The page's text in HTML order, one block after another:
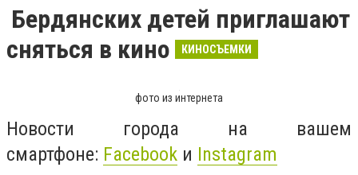
Бердянских детей приглашают
сняться в кино
КИНОСЪЕМКИ
фото из интернета
Новости города на вашем
смартфоне: Facebook и Instagram